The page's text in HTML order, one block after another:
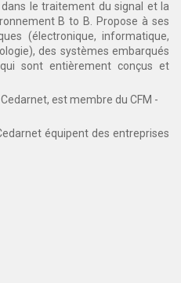
dans le traitement du signal et la
B to B. Propose à ses
(électronique, informatique,
des systèmes embarqués
sont entièrement conçus et
est membre du CFM -
équipent des entreprises